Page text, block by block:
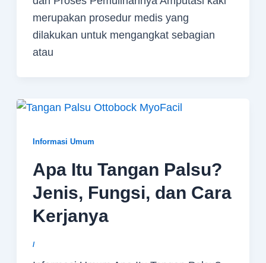
merupakan prosedur medis yang
dilakukan untuk mengangkat sebagian
atau
Informasi Umum
Apa Itu Tangan Palsu?
Jenis, Fungsi, dan Cara
Kerjanya
/